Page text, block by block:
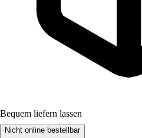
Bequem liefern lassen
Nicht online bestellbar